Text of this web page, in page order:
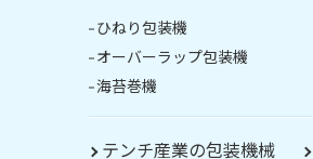
ひねり包装機
オーバーラップ包装機
海苔巻機
テンチ産業の包装機械